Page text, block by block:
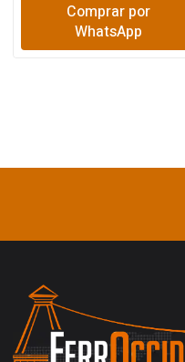
Comprar por
WhatsApp